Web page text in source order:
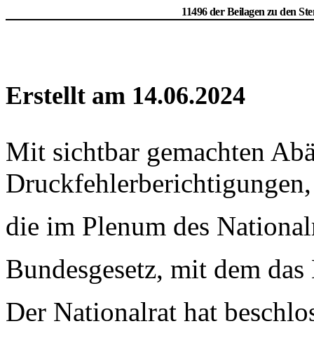
11496 der Beilagen zu den
Erstellt am 14.06.2024
Mit sichtbar gemachten
Druckfehlerberichtigungen,
die im Plenum des
Bundesgesetz, mit dem
Der Nationalrat hat